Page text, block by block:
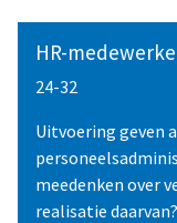
HR-
24-32
Uitvoering geven
meedenken over
realisatie